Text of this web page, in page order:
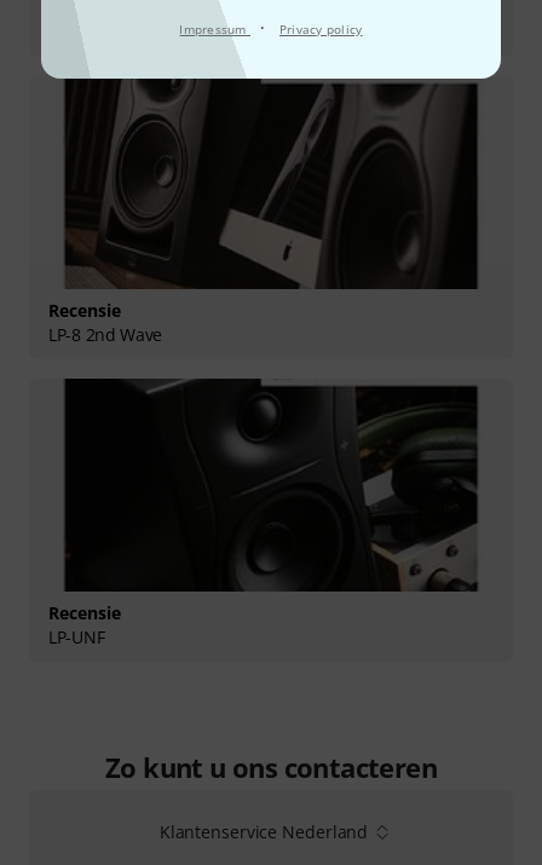
Impressum · Privacy policy
LP-6 2nd Wave Grey
Recensie
LP-8 2nd Wave
Recensie
LP-UNF
Zo kunt u ons contacteren
Klantenservice Nederland